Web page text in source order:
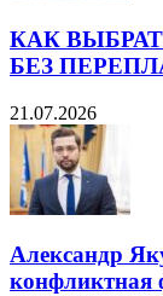
КАК
БЕЗ
21.07.2026
Александр
конфликтная